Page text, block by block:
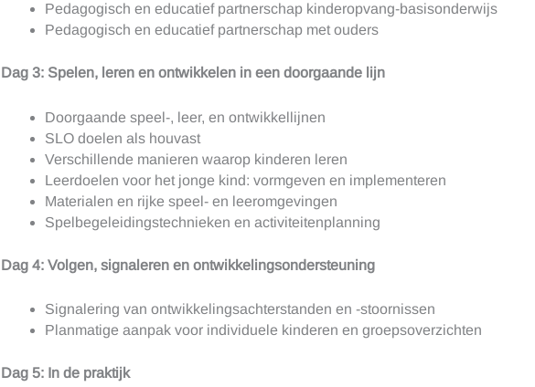
Pedagogisch en educatief partnerschap kinderopvang-basisonderwijs
Pedagogisch en educatief partnerschap met ouders
Dag 3: Spelen, leren en ontwikkelen in een doorgaande lijn
Doorgaande speel-, leer, en ontwikkellijnen
SLO doelen als houvast
Verschillende manieren waarop kinderen leren
Leerdoelen voor het jonge kind: vormgeven en implementeren
Materialen en rijke speel- en leeromgevingen
Spelbegeleidingstechnieken en activiteitenplanning
Dag 4: Volgen, signaleren en ontwikkelingsondersteuning
Signalering van ontwikkelingsachterstanden en -stoornissen
Planmatige aanpak voor individuele kinderen en groepsoverzichten
Dag 5: In de praktijk